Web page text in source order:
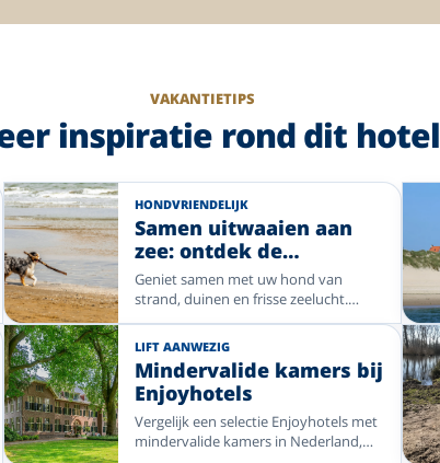
VAKANTIETIPS
inspiratie rond dit hotel
HONDVRIENDELIJK
Samen uitwaaien aan
zee: ontdek de
hondvriendelijke hotels
van Enjoyhotels
Geniet samen met uw hond van
strand, duinen en frisse zeelucht.
Vergelijk een selectie hondvriendelijke
Enjoyhotels op de Waddeneilanden,
aan de Nederlandse kust en in
Blankenberge.
LIFT AANWEZIG
Mindervalide kamers bij
Enjoyhotels
Vergelijk een selectie Enjoyhotels met
mindervalide kamers in Nederland,